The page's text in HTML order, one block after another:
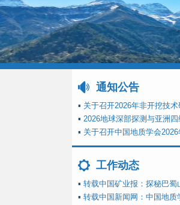
通知公告
▪ 关于召开2026年非开挖技
▪ 2026地球深部探测与亚洲
▪ 关于召开中国地质学会
工作动态
▪ 转载中国矿业报：探秘巴
▪ 转载中国新闻网：中国地质